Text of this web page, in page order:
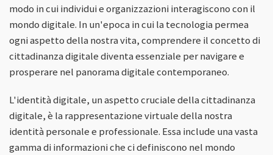
modo in cui individui e organizzazioni interagiscono con il
mondo digitale. In un'epoca in cui la tecnologia permea
ogni aspetto della nostra vita, comprendere il concetto di
cittadinanza digitale diventa essenziale per navigare e
prosperare nel panorama digitale contemporaneo.
L'identità digitale, un aspetto cruciale della cittadinanza
digitale, è la rappresentazione virtuale della nostra
identità personale e professionale. Essa include una vasta
gamma di informazioni che ci definiscono nel mondo